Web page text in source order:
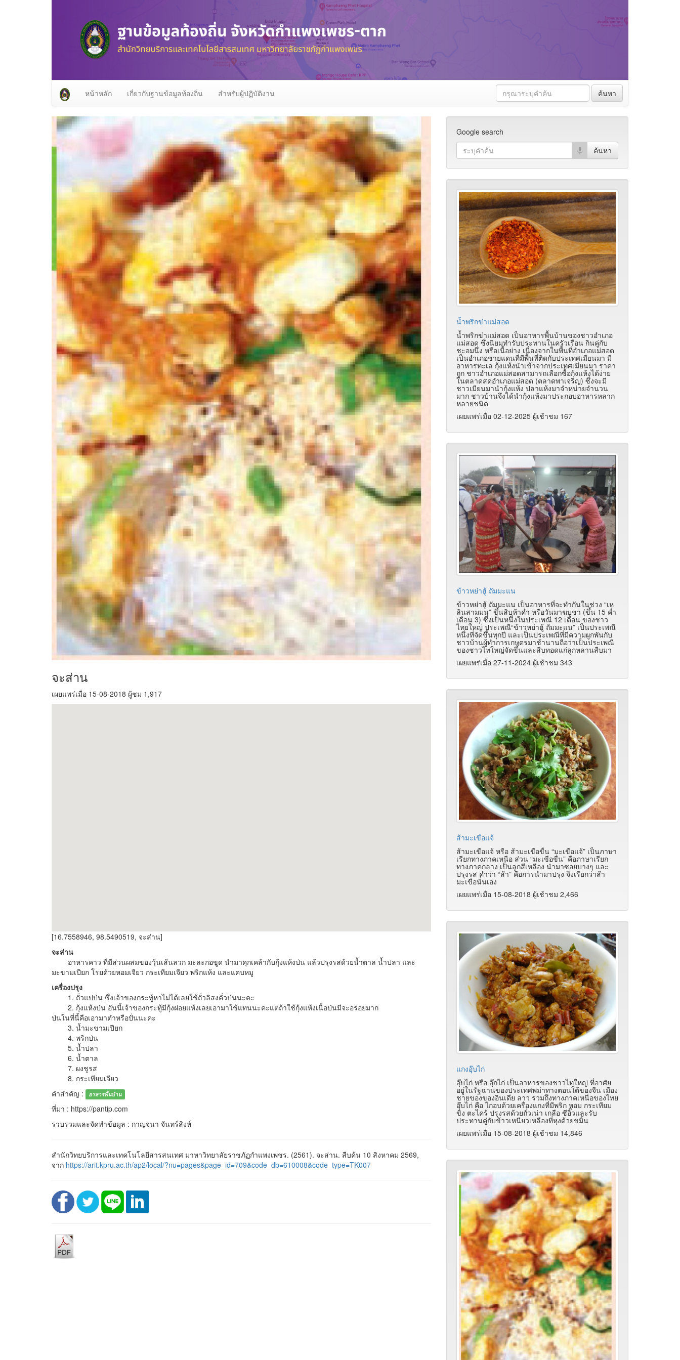
หน้าหลัก เกี่ยวกับฐานข้อมูลท้องถิ่น สำหรับผู้ปฏิบัติงาน ค้นหา
จะส่าน
เผยแพร่เมื่อ 15-08-2018 ผู้ชม 1,917
[16.7558946, 98.5490519, จะส่าน]
จะส่าน
อาหารคาว ที่มีส่วนผสมของวุ้นเส้นลวก มะละกอขูด นำมาคุกเคล้ากับกุ้งแห้งป่น แล้วปรุงรสด้วยน้ำตาล น้ำปลา และ
มะขามเปียก โรยด้วยหอมเจียว กระเทียมเจียว พริกแห้ง และแคบหมู
เครื่องปรุง
1. ถั่วแปป่น ซึ่งเจ้าของกระทู้หาไม่ได้เลยใช้ถั่วลิสงคั่วป่นนะคะ
2. กุ้งแห้งป่น อันนี้เจ้าของกระทู้มีกุ้งฝอยแห้งเลยเอามาใช้แทนนะคะแต่ถ้าใช้กุ้งแห้งเนื้อป่นมีจะอร่อยมาก
ป่นในที่นี้คือเอามาตำหรือปั่นนะคะ
3. น้ำมะขามเปียก
4. พริกป่น
5. น้ำปลา
6. น้ำตาล
7. ผงชูรส
8. กระเทียมเจียว
คำสำคัญ :
อาหารพื้นบ้าน
ที่มา : https://pantip.com
รวบรวมและจัดทำข้อมูล : กาญจนา จันทร์สิงห์
สำนักวิทยบริการและเทคโนโลยีสารสนเทศ มาหาวิทยาลัยราชภัฏกำแพงเพชร. (2561). จะส่าน. สืบค้น 10 สิงหาคม 2569,
จาก https://arit.kpru.ac.th/ap2/local/?nu=pages&page_id=709&code_db=610008&code_type=TK007
Google search
น้ำพริกข่าแม่สอด
น้ำพริกข่าแม่สอด เป็นอาหารพื้นบ้านของชาวอำเภอ
แม่สอด ซึ่งนิยมทำรับประทานในครัวเรือน กินคู่กับ
ชะอมนึ่ง หรือเนื้อย่าง เนื่องจากในพื้นที่อำเภอแม่สอด
เป็นอำเภอชายแดนที่มีพื้นที่ติดกับประเทศเมียนมา มี
อาหารทะเล กุ้งแห้งนำเข้าจากประเทศเมียนมา ราคา
ถูก ชาวอำเภอแม่สอดสามารถเลือกซื้อกุ้งแห้งได้ง่าย
ในตลาดสดอำเภอแม่สอด (ตลาดพาเจริญ) ซึ่งจะมี
ชาวเมียนมานำกุ้งแห้ง ปลาแห้งมาจำหน่ายจำนวน
มาก ชาวบ้านจึงได้นำกุ้งแห้งมาประกอบอาหารหลาก
หลายชนิด
เผยแพร่เมื่อ 02-12-2025 ผู้เช้าชม 167
ข้าวหย่าฮู้ ถัมมะแน
ข้าวหย่าฮู้ ถัมมะแน เป็นอาหารที่จะทำกันในช่วง “เห
ลินสามมน” ขึ้นสิบห้าค่ำ หรือวันมาฆบูชา (ขึ้น 15 ค่ำ
เดือน 3) ซึ่งเป็นหนึ่งในประเพณี 12 เดือน ของชาว
ไทยใหญ่ ประเพณี“ข้าวหย่าฮู้ ถัมมะแน” เป็นประเพณี
หนึ่งที่จัดขึ้นทุกปี และเป็นประเพณีที่มีความผูกพันกับ
ชาวบ้านผู้ทำการเกษตรมาช้านานถือว่าเป็นประเพณี
ของชาวไทใหญ่จัดขึ้นและสืบทอดแก่ลูกหลานสืบมา
เผยแพร่เมื่อ 27-11-2024 ผู้เช้าชม 343
ส้ามะเขือแจ้
ส้ามะเขือแจ้ หรือ ส้ามะเขือขื่น “มะเขือแจ้” เป็นภาษา
เรียกทางภาคเหนือ ส่วน “มะเขือขื่น” คือภาษาเรียก
ทางภาคกลาง เป็นลูกสีเหลือง นำมาซอยบางๆ และ
ปรุงรส คำว่า “ส้า” คือการนำมาปรุง จึงเรียกว่าส้า
มะเขือนั่นเอง
เผยแพร่เมื่อ 15-08-2018 ผู้เช้าชม 2,466
แกงอุ๊บไก่
อุ๊บไก่ หรือ อุ๊กไก่ เป็นอาหารของชาวไทใหญ่ ที่อาศัย
อยู่ในรัฐฉานของประเทศพม่าทางตอนใต้ของจีน เมือง
ชายของของอินเดีย ลาว รวมถึงทางภาคเหนือของไทย
อุ๊บไก่ คือ ไก่อบด้วยเครื่องแกงที่มีพริก หอม กระเทียม
ขิง ตะไคร้ ปรุงรสด้วยถั่วเน่า เกลือ ซีอิ๊วและรับ
ประทานคู่กับข้าวเหนียวเหลืองที่หุงด้วยขมิ้น
เผยแพร่เมื่อ 15-08-2018 ผู้เช้าชม 14,846